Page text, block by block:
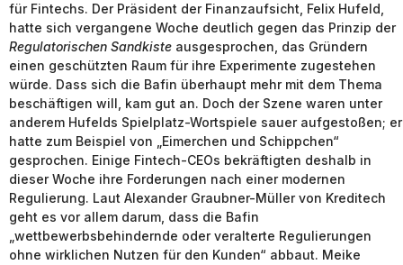
für Fintechs. Der Präsident der Finanzaufsicht, Felix Hufeld,
hatte sich vergangene Woche deutlich gegen das Prinzip der
Regulatorischen Sandkiste ausgesprochen, das Gründern
einen geschützten Raum für ihre Experimente zugestehen
würde. Dass sich die Bafin überhaupt mehr mit dem Thema
beschäftigen will, kam gut an. Doch der Szene waren unter
anderem Hufelds Spielplatz-Wortspiele sauer aufgestoßen; er
hatte zum Beispiel von „Eimerchen und Schippchen“
gesprochen. Einige Fintech-CEOs bekräftigten deshalb in
dieser Woche ihre Forderungen nach einer modernen
Regulierung. Laut Alexander Graubner-Müller von Kreditech
geht es vor allem darum, dass die Bafin
„wettbewerbsbehindernde oder veralterte Regulierungen
ohne wirklichen Nutzen für den Kunden“ abbaut. Meike